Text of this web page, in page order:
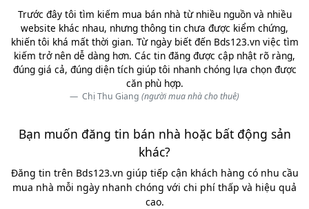
Trước đây tôi tìm kiếm mua bán nhà từ nhiều nguồn và nhiều
website khác nhau, nhưng thông tin chưa được kiểm chứng,
khiến tôi khá mất thời gian. Từ ngày biết đến Bds123.vn việc tìm
kiếm trở nên dễ dàng hơn. Các tin đăng được cập nhật rõ ràng,
đúng giá cả, đúng diện tích giúp tôi nhanh chóng lựa chọn được
căn phù hợp.
Chị Thu Giang (người mua nhà cho thuê)
Bạn muốn đăng tin bán nhà hoặc bất động sản
khác?
Đăng tin trên Bds123.vn giúp tiếp cận khách hàng có nhu cầu
mua nhà mỗi ngày nhanh chóng với chi phí thấp và hiệu quả
cao.